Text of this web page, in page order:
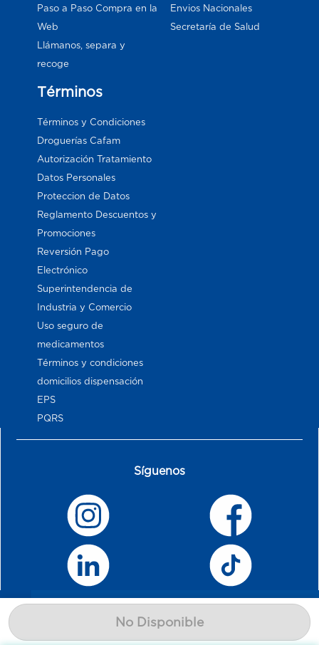
No Disponible
Paso a Paso Compra en la
Web
Llámanos, separa y
recoge
Envios Nacionales
Secretaría de Salud
Términos
Términos y Condiciones
Droguerías Cafam
Autorización Tratamiento
Datos Personales
Proteccion de Datos
Reglamento Descuentos y
Promociones
Reversión Pago
Electrónico
Superintendencia de
Industria y Comercio
Uso seguro de
medicamentos
Términos y condiciones
domicilios dispensación
EPS
PQRS
Síguenos